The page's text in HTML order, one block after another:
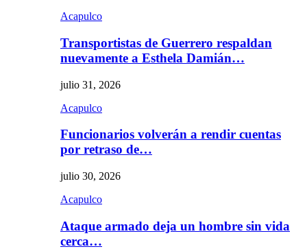
Acapulco
Transportistas de Guerrero respaldan
nuevamente a Esthela Damián…
julio 31, 2026
Acapulco
Funcionarios volverán a rendir cuentas
por retraso de…
julio 30, 2026
Acapulco
Ataque armado deja un hombre sin vida
cerca…